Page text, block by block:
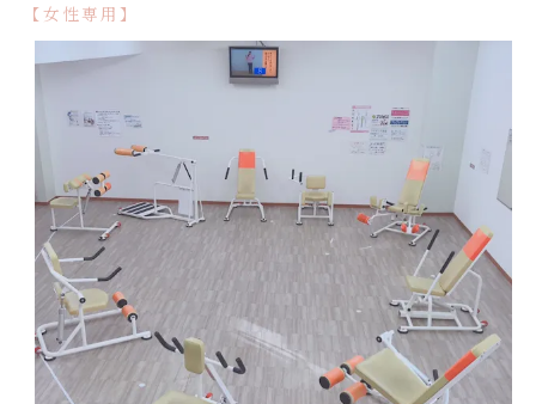
【女性専用】